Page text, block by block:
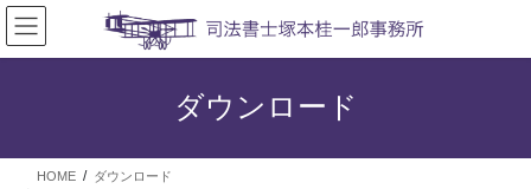
コ
ン
テ
ス
ナ
ビ
ゲ
ン
ダウンロード
HOME
ダウンロード